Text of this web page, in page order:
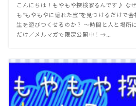
こんにちは！もやもや探検家るんです♪ な
も“もやもやに隠れた宝”を見つけるだけで
生を遊びつくせるのか？ 〜時間と人と場所
だけ／メルマガで限定公開中！→...